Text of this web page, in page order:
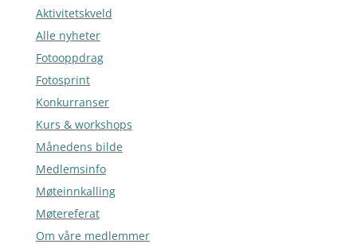
Aktivitetskveld
Alle nyheter
Fotooppdrag
Fotosprint
Konkurranser
Kurs & workshops
Månedens bilde
Medlemsinfo
Møteinnkalling
Møtereferat
Om våre medlemmer